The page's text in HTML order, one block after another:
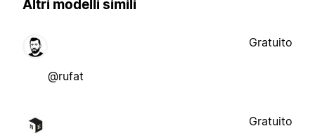
Altri modelli simili
@rufat
Gratuito
Gratuito